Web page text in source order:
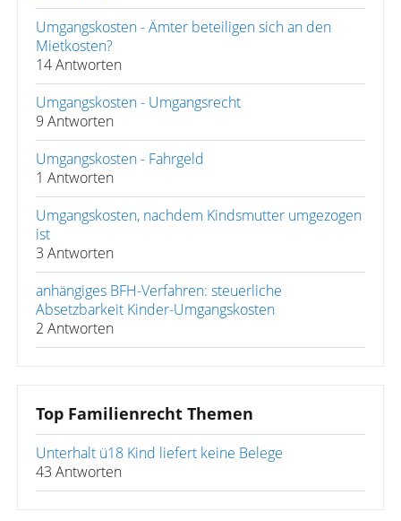
Umgangskosten - Ämter beteiligen sich an den
Mietkosten?
14 Antworten
Umgangskosten - Umgangsrecht
9 Antworten
Umgangskosten - Fahrgeld
1 Antworten
Umgangskosten, nachdem Kindsmutter umgezogen
ist
3 Antworten
anhängiges BFH-Verfahren: steuerliche
Absetzbarkeit Kinder-Umgangskosten
2 Antworten
Top Familienrecht Themen
Unterhalt ü18 Kind liefert keine Belege
43 Antworten